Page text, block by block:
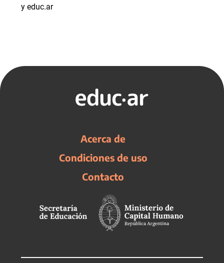
y educ.ar
Acerca de
Condiciones de uso
Contacto